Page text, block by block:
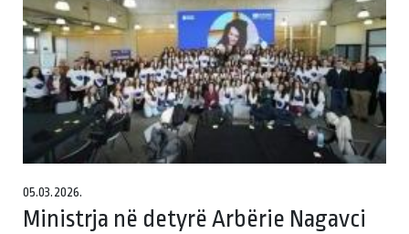
05.03.2026.
Ministrja në detyrë Arbërie Nagavci